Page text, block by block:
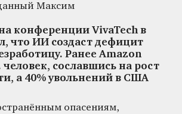
Максим
конференции VivaTech в
что ИИ создаст дефицит
Ранее Amazon
человек, сославшись на рост
а 40% увольнений в США
опасениям,